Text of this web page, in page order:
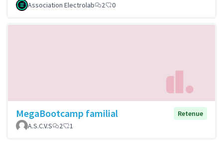
Association Electrolab 2 0
MegaBootcamp familial
Retenue
A.S.C.V.S
2 1